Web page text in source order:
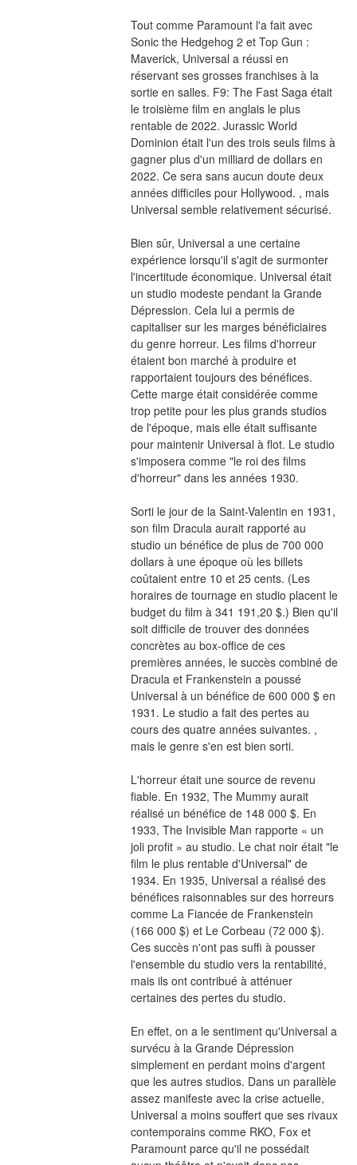
Tout comme Paramount l'a fait avec
Sonic the Hedgehog 2 et Top Gun :
Maverick, Universal a réussi en
réservant ses grosses franchises à la
sortie en salles. F9: The Fast Saga était
le troisième film en anglais le plus
rentable de 2022. Jurassic World
Dominion était l'un des trois seuls films à
gagner plus d'un milliard de dollars en
2022. Ce sera sans aucun doute deux
années difficiles pour Hollywood. , mais
Universal semble relativement sécurisé.
Bien sûr, Universal a une certaine
expérience lorsqu'il s'agit de surmonter
l'incertitude économique. Universal était
un studio modeste pendant la Grande
Dépression. Cela lui a permis de
capitaliser sur les marges bénéficiaires
du genre horreur. Les films d'horreur
étaient bon marché à produire et
rapportaient toujours des bénéfices.
Cette marge était considérée comme
trop petite pour les plus grands studios
de l'époque, mais elle était suffisante
pour maintenir Universal à flot. Le studio
s'imposera comme "le roi des films
d'horreur" dans les années 1930.
Sorti le jour de la Saint-Valentin en 1931,
son film Dracula aurait rapporté au
studio un bénéfice de plus de 700 000
dollars à une époque où les billets
coûtaient entre 10 et 25 cents. (Les
horaires de tournage en studio placent le
budget du film à 341 191,20 $.) Bien qu'il
soit difficile de trouver des données
concrètes au box-office de ces
premières années, le succès combiné de
Dracula et Frankenstein a poussé
Universal à un bénéfice de 600 000 $ en
1931. Le studio a fait des pertes au
cours des quatre années suivantes. ,
mais le genre s'en est bien sorti.
L'horreur était une source de revenu
fiable. En 1932, The Mummy aurait
réalisé un bénéfice de 148 000 $. En
1933, The Invisible Man rapporte « un
joli profit » au studio. Le chat noir était "le
film le plus rentable d'Universal" de
1934. En 1935, Universal a réalisé des
bénéfices raisonnables sur des horreurs
comme La Fiancée de Frankenstein
(166 000 $) et Le Corbeau (72 000 $).
Ces succès n'ont pas suffi à pousser
l'ensemble du studio vers la rentabilité,
mais ils ont contribué à atténuer
certaines des pertes du studio.
En effet, on a le sentiment qu'Universal a
survécu à la Grande Dépression
simplement en perdant moins d'argent
que les autres studios. Dans un parallèle
assez manifeste avec la crise actuelle,
Universal a moins souffert que ses rivaux
contemporains comme RKO, Fox et
Paramount parce qu'il ne possédait